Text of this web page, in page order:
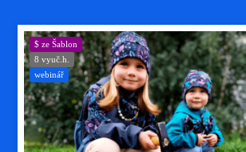
$ ze Šablon
8 vyuč.h.
webinář